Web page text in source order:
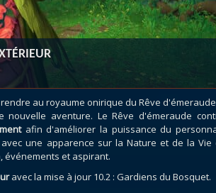
et au Val
VOIR + DE GUIDES
Les invasions
Arme prodigieuse
Les réputations
au royaume onirique du Rêve
aventure. Le Rêve d'émeraude
afin d'améliorer la puissance du
avec une apparence sur la Nature et de la Vie
événements et aspirant.
avec la mise à jour 10.2 : Gardiens du Bosquet.